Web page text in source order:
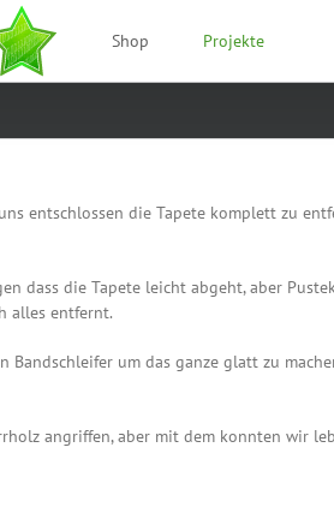
Shop Projekte
entschlossen die Tapete komplett zu
die Tapete leicht abgeht, aber
alles entfernt.
um das ganze glatt zu
angriffen, aber mit dem konnten wir